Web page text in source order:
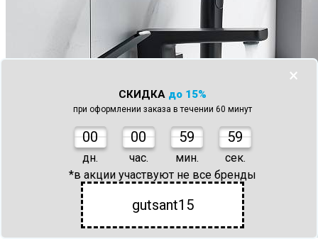
СКИДКА до 15%
при оформлении заказа в течении 60 минут
00
дн.
00
час.
59
мин.
59
сек.
*в акции участвуют не все бренды
gutsant15
×